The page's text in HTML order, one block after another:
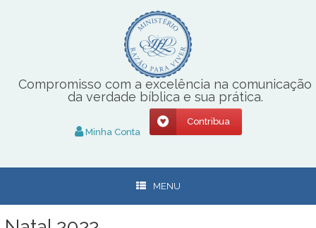
Compromisso com a excelência na comunicação
da verdade bíblica e sua prática.
Minha Conta
Contribua
MENU